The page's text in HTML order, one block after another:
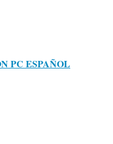
PC ESPAÑOL